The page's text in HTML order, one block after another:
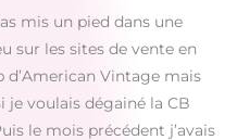
mis un pied dans une
sur les sites de vente en
d’American Vintage mais
je voulais dégainé la CB
le mois précédent j’avais